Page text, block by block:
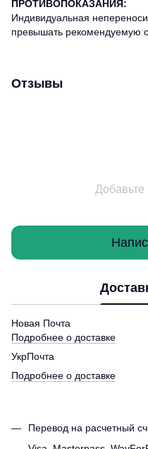
ПРОТИВОПОКАЗАНИЯ:
Индивидуальная
превышать рекомендуемую
Отзывы
Новая Почта
Подробнее о доставке
УкрПочта
Подробнее о доставке
Перевод на расчетный